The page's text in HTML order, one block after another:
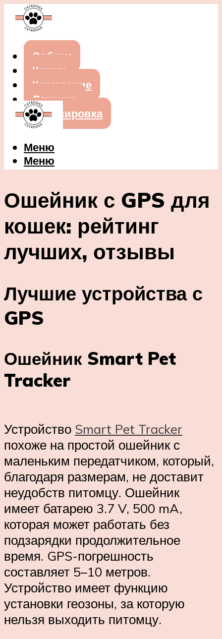
Собаки
Кошки
Кормление
Лечение
Дрессировка
Меню
Меню
Ошейник с GPS для
кошек: рейтинг
лучших, отзывы
Лучшие устройства с
GPS
Ошейник Smart Pet
Tracker
Устройство Smart Pet Tracker
похоже на простой ошейник с
маленьким передатчиком, который,
благодаря размерам, не доставит
неудобств питомцу. Ошейник
имеет батарею 3.7 V, 500 mA,
которая может работать без
подзарядки продолжительное
время. GPS-погрешность
составляет 5–10 метров.
Устройство имеет функцию
установки геозоны, за которую
нельзя выходить питомцу.